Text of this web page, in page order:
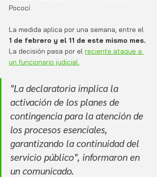
Pococí.
La medida aplica por una semana, entre el
1 de febrero y el 11 de este mismo mes.
La decisión pasa por el reciente ataque a
un funcionario judicial.
"La declaratoria implica la
activación de los planes de
contingencia para la atención de
los procesos esenciales,
garantizando la continuidad del
servicio público", informaron en
un comunicado.